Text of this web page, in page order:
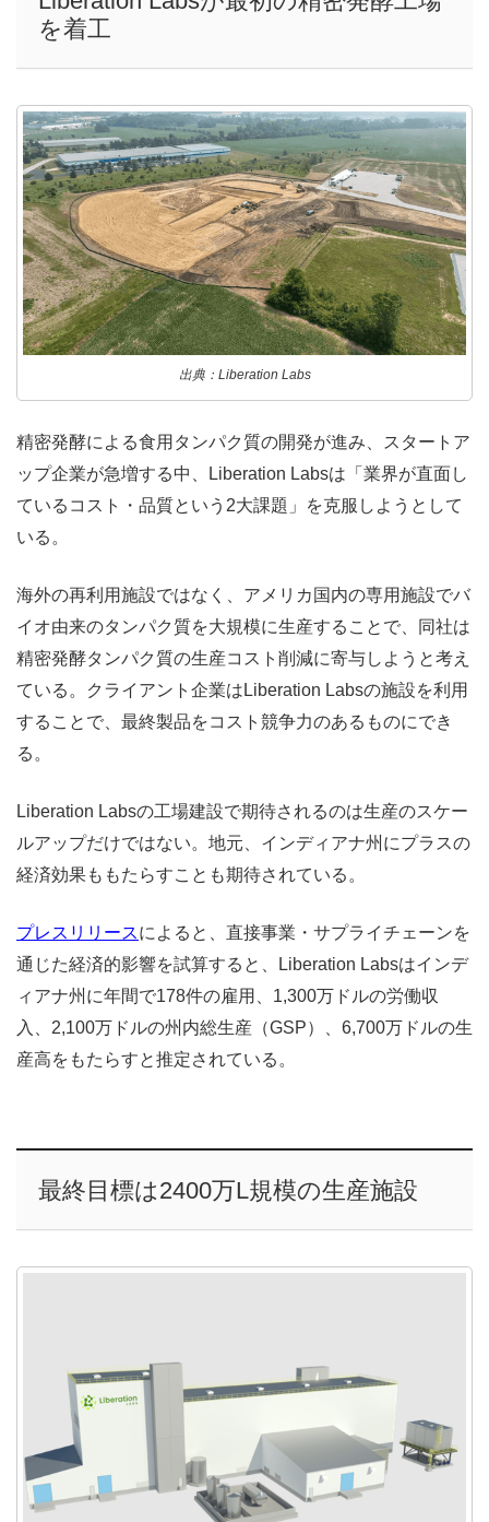
を着工
出典：Liberation Labs
精密発酵による食用タンパク質の開発が進み、スタートア
ップ企業が急増する中、Liberation Labsは「業界が直面し
ているコスト・品質という2大課題」を克服しようとして
いる。
海外の再利用施設ではなく、アメリカ国内の専用施設でバ
イオ由来のタンパク質を大規模に生産することで、同社は
精密発酵タンパク質の生産コスト削減に寄与しようと考え
ている。クライアント企業はLiberation Labsの施設を利用
することで、最終製品をコスト競争力のあるものにでき
る。
Liberation Labsの工場建設で期待されるのは生産のスケー
ルアップだけではない。地元、インディアナ州にプラスの
経済効果ももたらすことも期待されている。
プレスリリースによると、直接事業・サプライチェーンを
通じた経済的影響を試算すると、Liberation Labsはインデ
ィアナ州に年間で178件の雇用、1,300万ドルの労働収
入、2,100万ドルの州内総生産（GSP）、6,700万ドルの生
産高をもたらすと推定されている。
最終目標は2400万L規模の生産施設